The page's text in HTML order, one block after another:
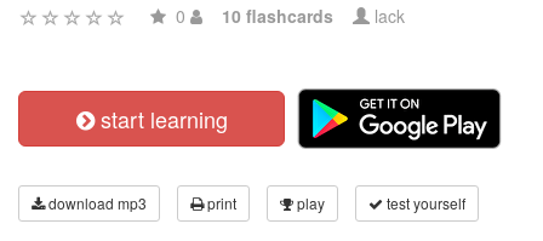
0 10 flashcards lack
start learning
download mp3 print play test yourself